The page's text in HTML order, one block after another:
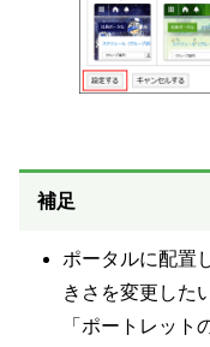
補足
ポータルに配置
きさを変更した
「ポートレット